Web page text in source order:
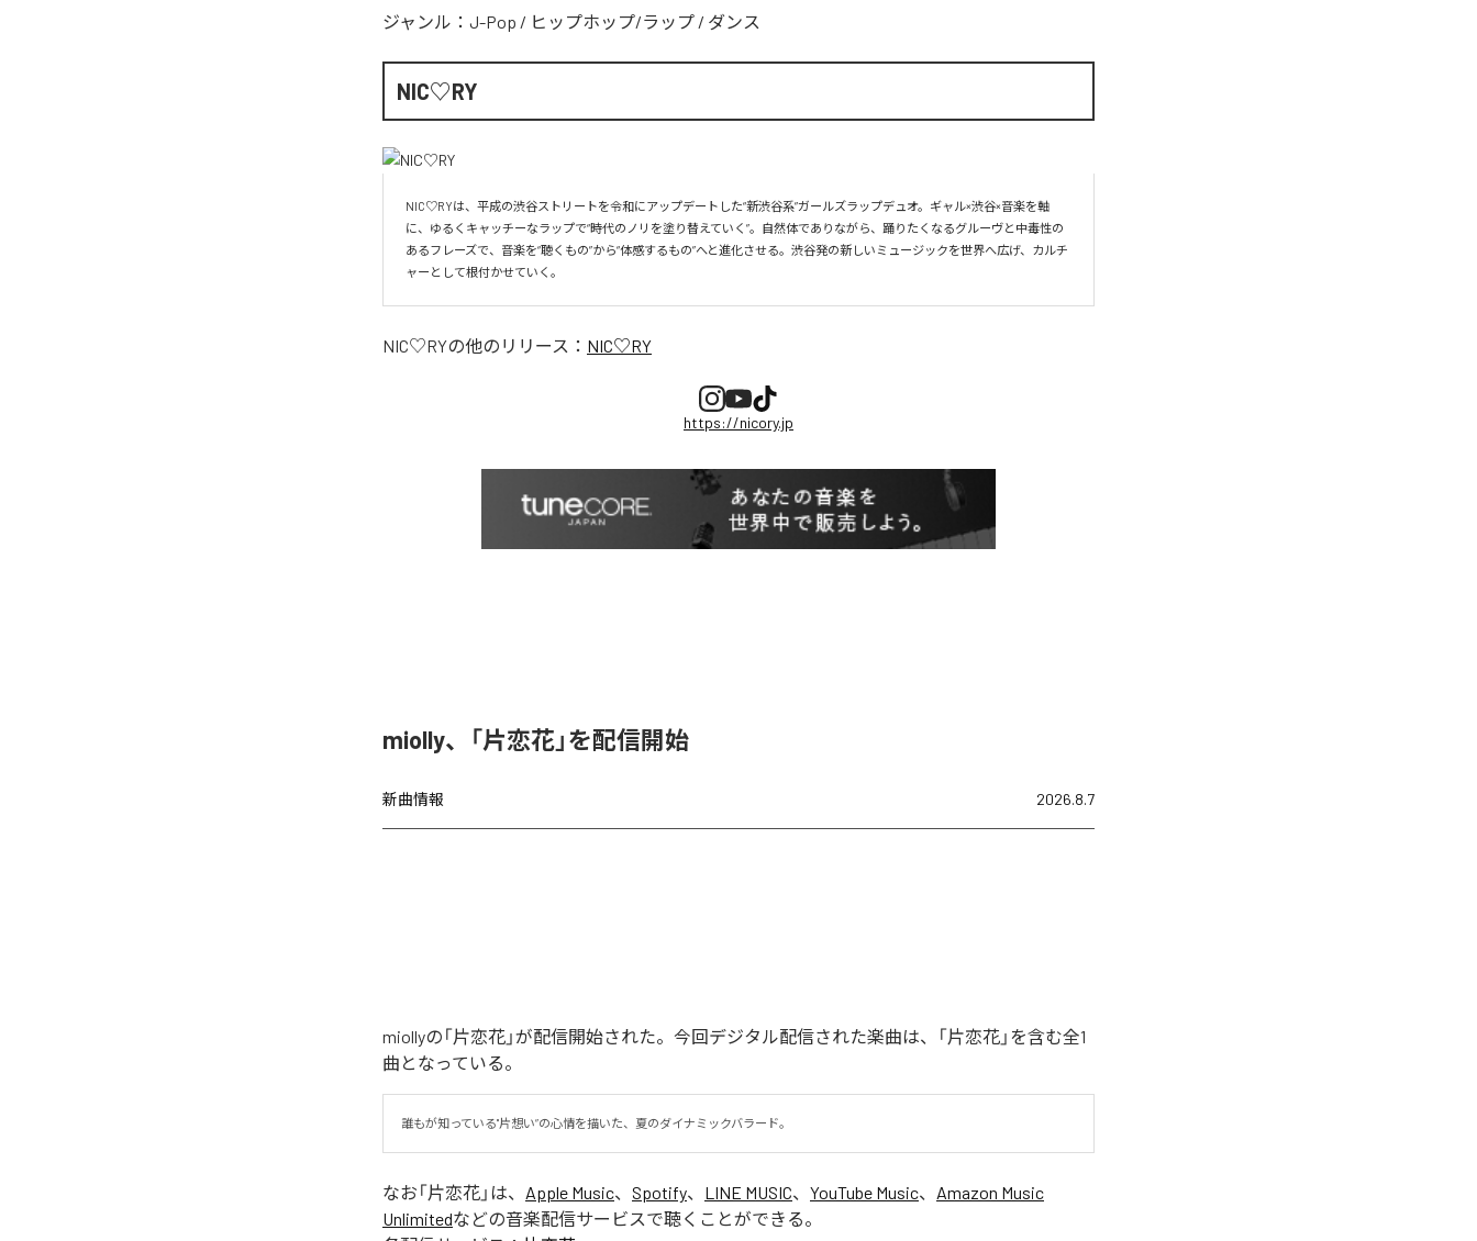
ジャンル： J-Pop / ヒップホップ/ラップ / ダンス
NIC♡RY
NIC♡RYは、平成の渋谷ストリートを令和にアップデートした“新渋谷系”ガールズラップデュオ。ギャル×渋谷×音楽を軸
に、ゆるくキャッチーなラップで“時代のノリを塗り替えていく”。自然体でありながら、踊りたくなるグルーヴと中毒性の
あるフレーズで、音楽を“聴くもの”から“体感するもの”へと進化させる。渋谷発の新しいミュージックを世界へ広げ、カルチ
ャーとして根付かせていく。
NIC♡RYの他のリリース： NIC♡RY
https://nicory.jp
miolly、「片恋花」を配信開始
新曲情報 2026.8.7
miollyの「片恋花」が配信開始された。今回デジタル配信された楽曲は、「片恋花」を含む全1
曲となっている。
誰もが知っている"片想い”の心情を描いた、夏のダイナミックバラード。
なお「片恋花 」は、 Apple Music、 Spotify、 LINE MUSIC、 YouTube Music、 Amazon Music
Unlimitedなどの音楽配信サービスで聴くことができる。